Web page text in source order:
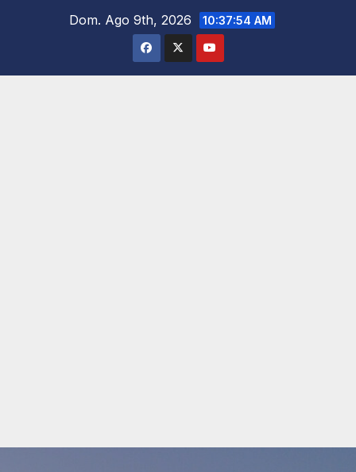
Dom. Ago 9th, 2026 10:37:55 AM